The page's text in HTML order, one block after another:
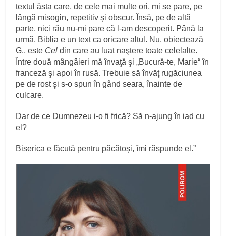
textul ăsta care, de cele mai multe ori, mi se pare, pe
lângă misogin, repetitiv şi obscur. Însă, pe de altă
parte, nici rău nu‑mi pare că l‑am descoperit. Până la
urmă, Biblia e un text ca oricare altul. Nu, obiectează
G., este Celdin care au luat naştere toate celelalte.
Între două mângâieri mă învaţă şi „Bucură‑te, Marie“ în
franceză şi apoi în rusă. Trebuie să învăţ rugăciunea
pe de rost şi s‑o spun în gând seara, înainte de
culcare.
Dar de ce Dumnezeu i‑o fi frică? Să n‑ajung în iad cu
el?
Biserica e făcută pentru păcătoşi, îmi răspunde el.”